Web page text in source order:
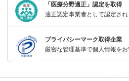
「医療分野適正」認定を取得
適正認定事業者として認定され
プライバシーマーク取得企業
厳密な管理基準で個人情報をお